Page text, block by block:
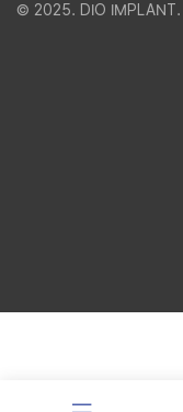
© 2025. DIO